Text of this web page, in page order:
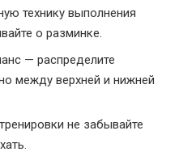
технику выполнения
о разминке.
— распределите
между верхней и нижней
не забывайте